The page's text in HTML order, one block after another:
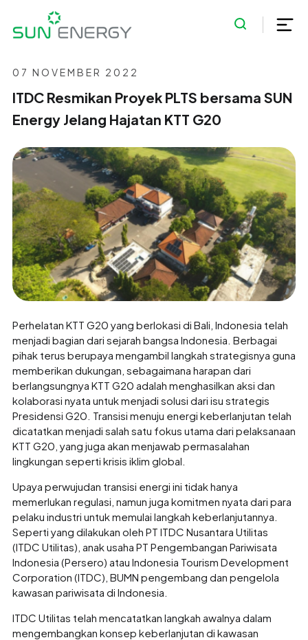
07 NOVEMBER 2022
ITDC Resmikan Proyek PLTS bersama SUN
Energy Jelang Hajatan KTT G20
Perhelatan KTT G20 yang berlokasi di Bali, Indonesia telah
menjadi bagian dari sejarah bangsa Indonesia. Berbagai
pihak terus berupaya mengambil langkah strategisnya guna
memberikan dukungan, sebagaimana harapan dari
berlangsungnya KTT G20 adalah menghasilkan aksi dan
kolaborasi nyata untuk menjadi solusi dari isu strategis
Presidensi G20. Transisi menuju energi keberlanjutan telah
dicatatkan menjadi salah satu fokus utama dari pelaksanaan
KTT G20, yang juga akan menjawab permasalahan
lingkungan seperti krisis iklim global.
Upaya perwujudan transisi energi ini tidak hanya
memerlukan regulasi, namun juga komitmen nyata dari para
pelaku industri untuk memulai langkah keberlanjutannya.
Seperti yang dilakukan oleh PT ITDC Nusantara Utilitas
(ITDC Utilitas), anak usaha PT Pengembangan Pariwisata
Indonesia (Persero) atau Indonesia Tourism Development
Corporation (ITDC), BUMN pengembang dan pengelola
kawasan pariwisata di Indonesia.
ITDC Utilitas telah mencatatkan langkah awalnya dalam
mengembangkan konsep keberlanjutan di kawasan